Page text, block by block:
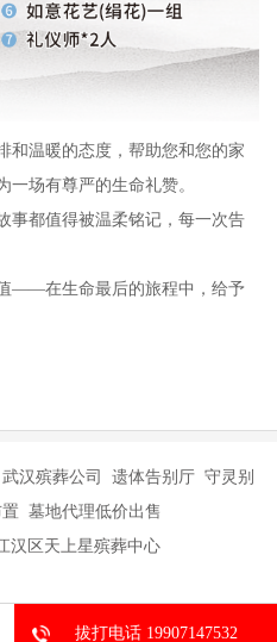
和温暖的态度，帮助您和您的家
一场有尊严的生命礼赞。
事都值得被温柔铭记，每一次告
——在生命最后的旅程中，给予
汉殡葬公司 遗体告别厅 守灵别
墓地代理低价出售
汉区天上星殡葬中心
拔打电话 19907147532